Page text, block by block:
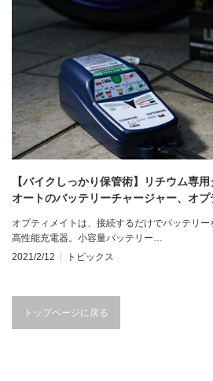
【バイクしっかり保管術】リチウム専
オートのバッテリーチャージャー、オプ
オプティメイトは、接続するだけでバッテリ
高性能充電器。小容量バッテリー…
2021/2/12
トピックス
トップページに戻る